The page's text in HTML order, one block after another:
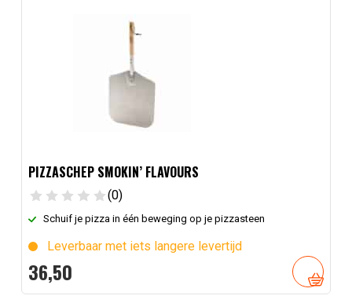
PIZZASCHEP SMOKIN’ FLAVOURS
(0)
Schuif je pizza in één beweging op je pizzasteen
Leverbaar met iets langere levertijd
36,50